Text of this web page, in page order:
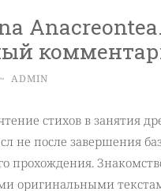
Anacreontea.
~ ADMIN
стихов в занятия
не после завершения
прохождения.
оригинальными